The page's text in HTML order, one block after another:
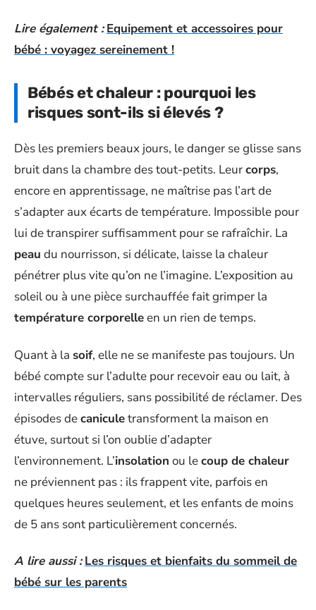
Lire également : Equipement et accessoires pour
bébé : voyagez sereinement !
Bébés et chaleur : pourquoi les
risques sont-ils si élevés ?
Dès les premiers beaux jours, le danger se glisse sans
bruit dans la chambre des tout-petits. Leurcorps,
encore en apprentissage, ne maîtrise pas l’art de
s’adapter aux écarts de température. Impossible pour
lui de transpirer suffisamment pour se rafraîchir. La
peau du nourrisson, si délicate, laisse la chaleur
pénétrer plus vite qu’on ne l’imagine. L’exposition au
soleil ou à une pièce surchauffée fait grimper la
température corporelleen un rien de temps.
Quant à la soif, elle ne se manifeste pas toujours. Un
bébé compte sur l’adulte pour recevoir eau ou lait, à
intervalles réguliers, sans possibilité de réclamer. Des
épisodes decaniculetransforment la maison en
étuve, surtout si l’on oublie d’adapter
l’environnement. L’insolation ou lecoup de chaleur
ne préviennent pas : ils frappent vite, parfois en
quelques heures seulement, et les enfants de moins
de 5 ans sont particulièrement concernés.
A lire aussi : Les risques et bienfaits du sommeil de
bébé sur les parents